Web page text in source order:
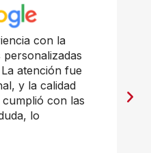
con la
atención fue
y la calidad
con las
lo